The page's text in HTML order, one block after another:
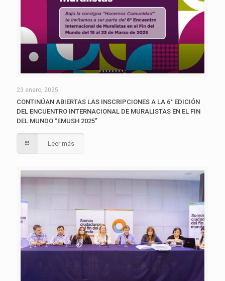
23 enero, 2025
CONTINÚAN ABIERTAS LAS INSCRIPCIONES A LA 6° EDICIÓN
DEL ENCUENTRO INTERNACIONAL DE MURALISTAS EN EL FIN
DEL MUNDO “EMUSH 2025”
Leer más